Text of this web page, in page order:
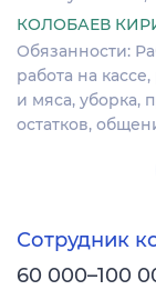
КОЛОБАЕВ
Обязанности:
работа на
и мяса, уборка,
остатков,
Сотрудник
60 000–100